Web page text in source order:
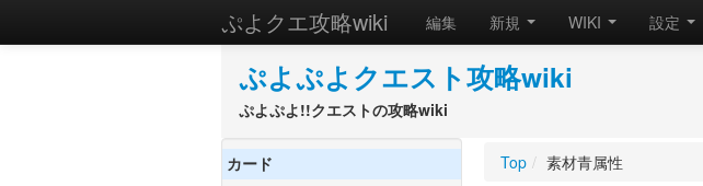
ぷよクエ攻略wiki 編集 新規 WIKI 設定
ぷよぷよクエスト攻略wiki
ぷよぷよ!!クエストの攻略wiki
カード Top / 素材青属性